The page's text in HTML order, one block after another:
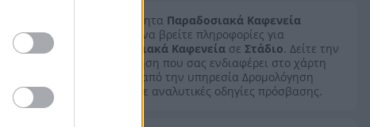
Στην ενότητα Παραδοσιακά Καφενεία
μπορείτε να βρείτε πληροφορίες για
Παραδοσιακά Καφενεία σε Στάδιο. Δείτε την
καταχώρηση που σας ενδιαφέρει στο χάρτη
και μέσα από την υπηρεσία Δρομολόγηση
λαμβάνετε αναλυτικές οδηγίες πρόσβασης.